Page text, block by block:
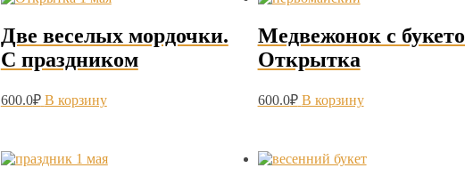
Две веселых мордочки.
С праздником
600.0₽ В корзину
Медвежонок с
Открытка
600.0₽ В корзину